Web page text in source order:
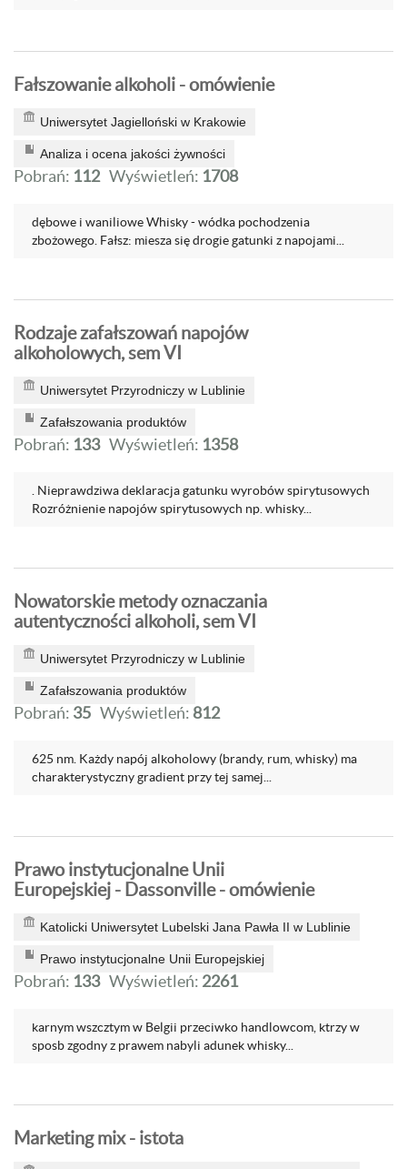
Fałszowanie alkoholi - omówienie
Uniwersytet Jagielloński w Krakowie
Analiza i ocena jakości żywności
Pobrań: 112 Wyświetleń: 1708
dębowe i waniliowe Whisky - wódka pochodzenia
zbożowego. Fałsz: miesza się drogie gatunki z napojami...
Rodzaje zafałszowań napojów
alkoholowych, sem VI
Uniwersytet Przyrodniczy w Lublinie
Zafałszowania produktów
Pobrań: 133 Wyświetleń: 1358
. Nieprawdziwa deklaracja gatunku wyrobów spirytusowych
Rozróżnienie napojów spirytusowych np. whisky...
Nowatorskie metody oznaczania
autentyczności alkoholi, sem VI
Uniwersytet Przyrodniczy w Lublinie
Zafałszowania produktów
Pobrań: 35 Wyświetleń: 812
625 nm. Każdy napój alkoholowy (brandy, rum, whisky) ma
charakterystyczny gradient przy tej samej...
Prawo instytucjonalne Unii
Europejskiej - Dassonville - omówienie
Katolicki Uniwersytet Lubelski Jana Pawła II w Lublinie
Prawo instytucjonalne Unii Europejskiej
Pobrań: 133 Wyświetleń: 2261
karnym wszcztym w Belgii przeciwko handlowcom, ktrzy w
sposb zgodny z prawem nabyli adunek whisky...
Marketing mix - istota